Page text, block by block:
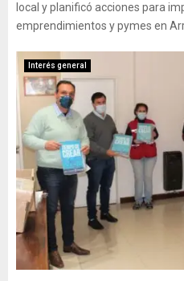
local y planificó acciones para
emprendimientos y pymes en
Interés general